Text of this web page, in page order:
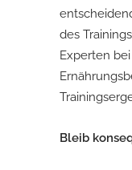
des
Experten
Bleib